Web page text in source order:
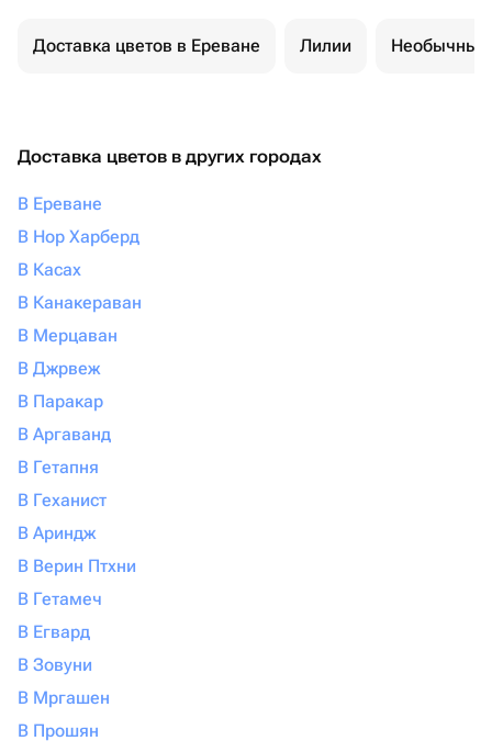
Доставка цветов в Ереване Лилии Необычные
Доставка цветов в других городах
В Ереване
В Нор Харберд
В Касах
В Канакераван
В Мерцаван
В Джрвеж
В Паракар
В Аргаванд
В Гетапня
В Геханист
В Ариндж
В Верин Птхни
В Гетамеч
В Егвард
В Зовуни
В Мргашен
В Прошян